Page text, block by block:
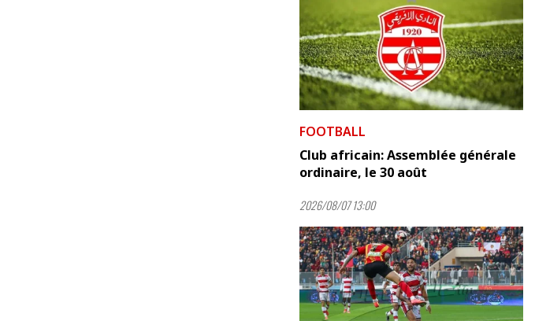
FOOTBALL
Club africain: Assemblée générale
ordinaire, le 30 août
2026/08/07 13:00